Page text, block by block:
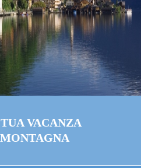
VACANZA